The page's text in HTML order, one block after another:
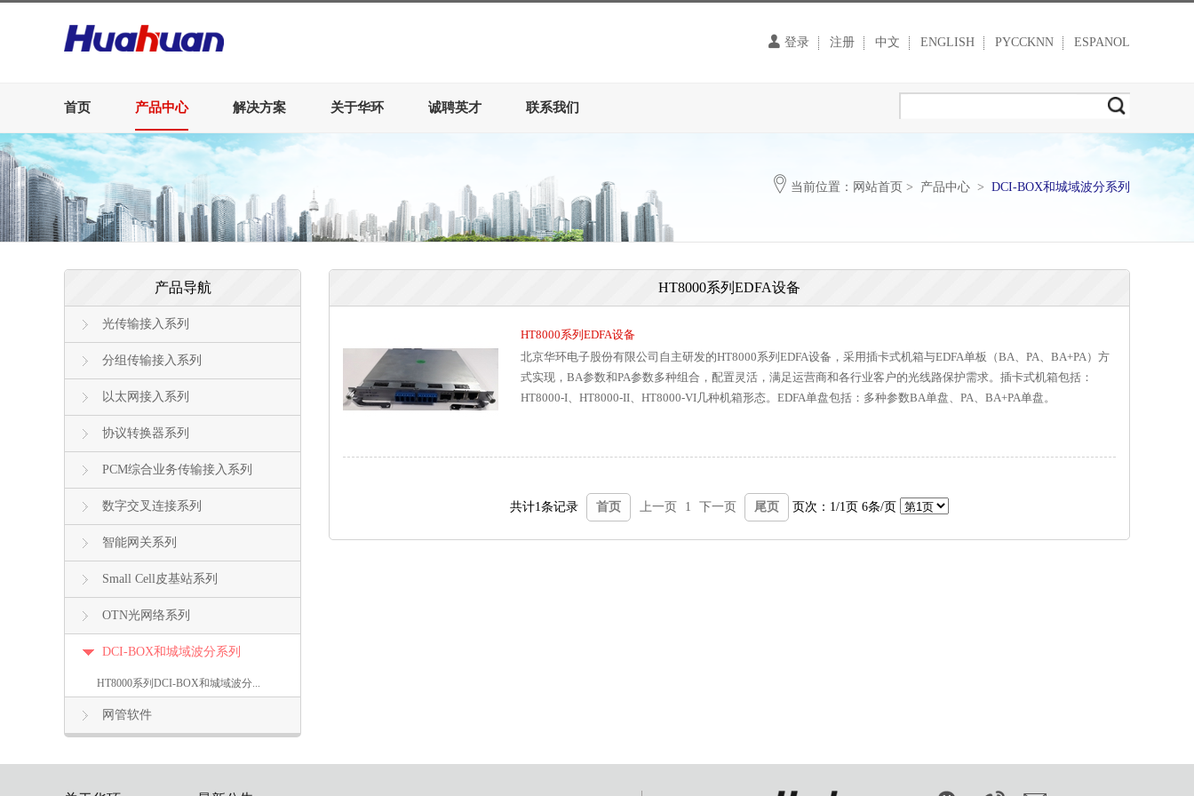
登录 注册 中文 ENGLISH PYCCKNN ESPANOL
首页 产品中心 解决方案 关于华环 诚聘英才 联系我们
当前位置： 网站首页 > 产品中心 > DCI-BOX和城域波分系列
产品导航
光传输接入系列
分组传输接入系列
以太网接入系列
协议转换器系列
PCM综合业务传输接入系列
数字交叉连接系列
智能网关系列
Small Cell皮基站系列
OTN光网络系列
DCI-BOX和城域波分系列
HT8000系列DCI-BOX和城域波分...
网管软件
HT8000系列EDFA设备
HT8000系列EDFA设备
北京华环电子股份有限公司自主研发的HT8000系列EDFA设备，采用插卡式机箱与EDFA单板（BA、PA、BA+PA）方
式实现，BA参数和PA参数多种组合，配置灵活，满足运营商和各行业客户的光线路保护需求。插卡式机箱包括：
HT8000-I、HT8000-II、HT8000-VI几种机箱形态。EDFA单盘包括：多种参数BA单盘、PA、BA+PA单盘。
共计1条记录 首页 上一页 1 下一页 尾页 页次：1/1页 6条/页